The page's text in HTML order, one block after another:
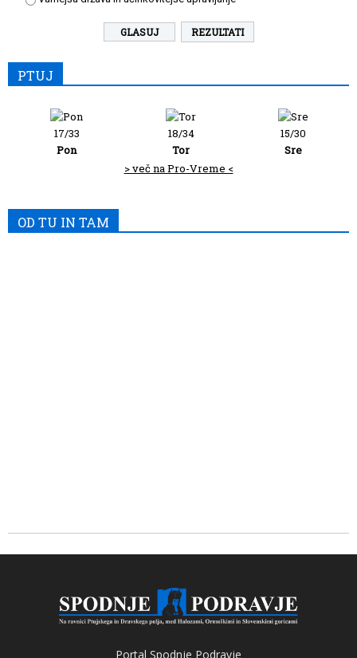
REZULTATI
PTUJ
17/33
Pon
18/34
Tor
15/30
Sre
> več na Pro-Vreme <
OD TU IN TAM
Portal Spodnje Podravje